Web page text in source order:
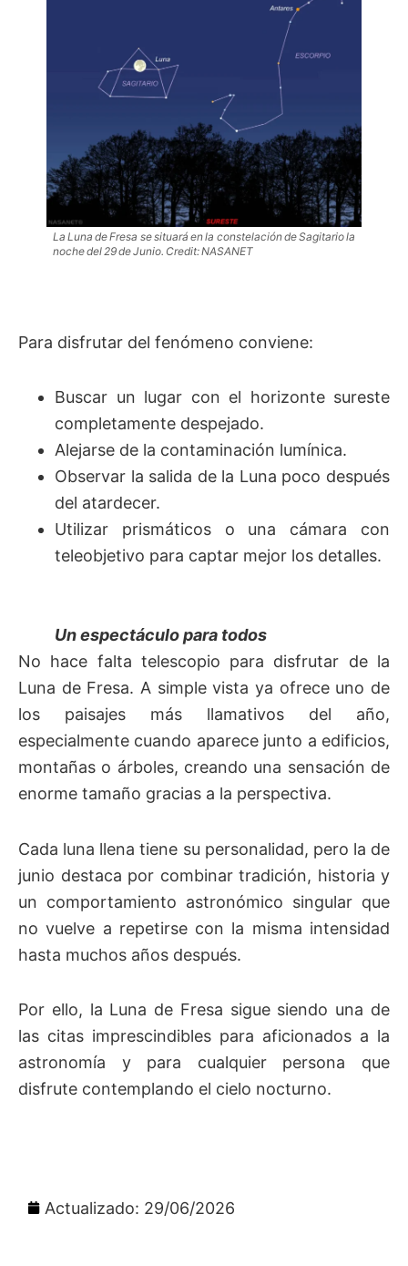
La Luna de Fresa se situará en la constelación de Sagitario la
noche del 29 de Junio. Credit: NASANET
Para disfrutar del fenómeno conviene:
Buscar un lugar con el horizonte sureste
completamente despejado.
Alejarse de la contaminación lumínica.
Observar la salida de la Luna poco después
del atardecer.
Utilizar prismáticos o una cámara con
teleobjetivo para captar mejor los detalles.
Un espectáculo para todos
No hace falta telescopio para disfrutar de la
Luna de Fresa. A simple vista ya ofrece uno de
los paisajes más llamativos del año,
especialmente cuando aparece junto a edificios,
montañas o árboles, creando una sensación de
enorme tamaño gracias a la perspectiva.
Cada luna llena tiene su personalidad, pero la de
junio destaca por combinar tradición, historia y
un comportamiento astronómico singular que
no vuelve a repetirse con la misma intensidad
hasta muchos años después.
Por ello, la Luna de Fresa sigue siendo una de
las citas imprescindibles para aficionados a la
astronomía y para cualquier persona que
disfrute contemplando el cielo nocturno.
Actualizado: 29/06/2026